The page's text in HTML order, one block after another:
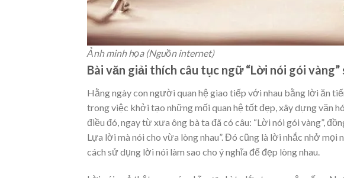
Ảnh minh họa (Nguồn internet)
Bài văn giải thích câu tục ngữ “Lời nói gói vàng”
Hằng ngày con người quan hệ giao tiếp với nhau bằng lời ăn
trong việc khởi tạo những mối quan hệ tốt đẹp, xây dựng văn
điều đó, ngay từ xưa ông bà ta đã có câu: “Lời nói gói vàng”,
Lựa lời mà nói cho vừa lòng nhau”. Đó cũng là lời nhắc nhở
cách sử dụng lời nói làm sao cho ý nghĩa để đẹp lòng nhau.